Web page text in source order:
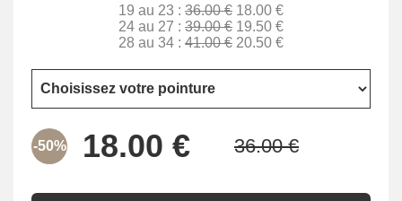
19 au 23 : 36.00 € 18.00 €
24 au 27 : 39.00 € 19.50 €
28 au 34 : 41.00 € 20.50 €
-50%